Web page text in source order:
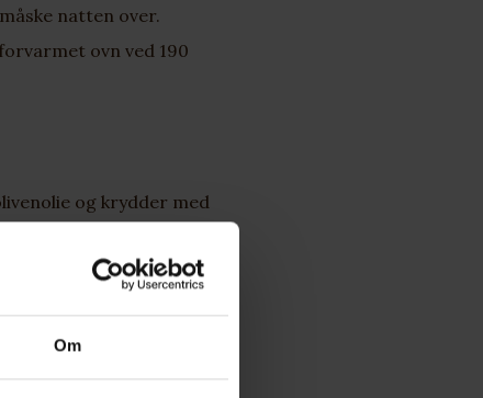
Om
natten over.
ovn ved 190
og krydder med